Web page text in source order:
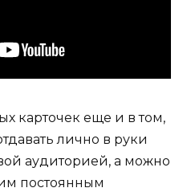
карточек еще и в том,
лично в руки
аудиторией, а можно
постоянным